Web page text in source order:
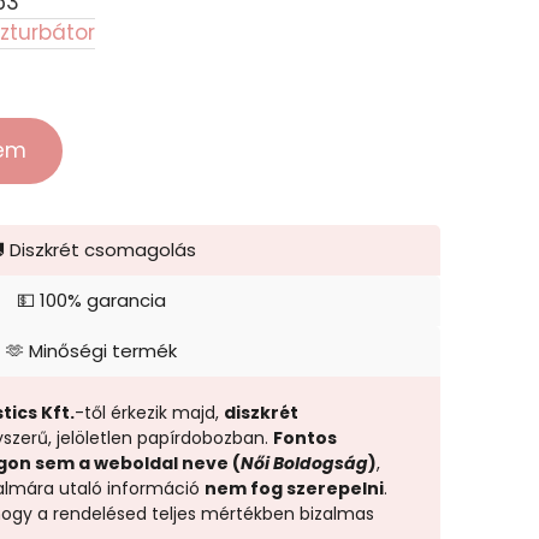
Diszkrét csomagolás
💵 100% garancia
🫶 Minőségi termék
Kft.-től érkezik majd, diszkrét
jelöletlen papírdobozban. Fontos
sem a weboldal neve (Női Boldogság),
utaló információ nem fog szerepelni.
a rendelésed teljes mértékben bizalmas